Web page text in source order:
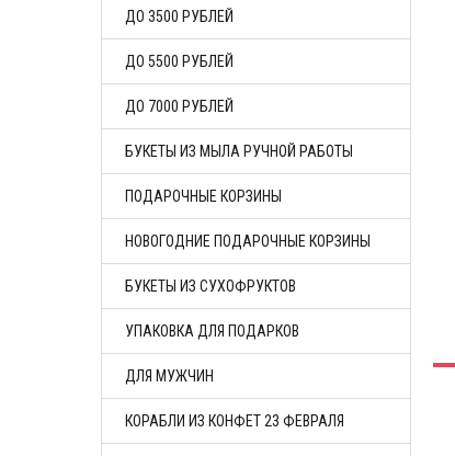
ДО 3500 РУБЛЕЙ
ДО 5500 РУБЛЕЙ
ДО 7000 РУБЛЕЙ
БУКЕТЫ ИЗ МЫЛА РУЧНОЙ РАБОТЫ
ПОДАРОЧНЫЕ КОРЗИНЫ
НОВОГОДНИЕ ПОДАРОЧНЫЕ КОРЗИНЫ
БУКЕТЫ ИЗ СУХОФРУКТОВ
УПАКОВКА ДЛЯ ПОДАРКОВ
ДЛЯ МУЖЧИН
КОРАБЛИ ИЗ КОНФЕТ 23 ФЕВРАЛЯ